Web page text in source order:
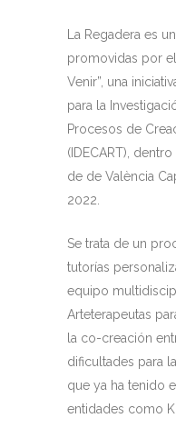
La Regadera es
promovidas por
Venir”, una
para la
Procesos de
(IDECART),
de de València
2022.
Se trata de un
tutorías
equipo
Arteterapeutas
la co-creación
dificultades para
que ya ha tenido
entidades como